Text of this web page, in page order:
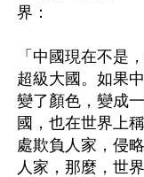
界：
「中國現在不是
超級大國。如果
變了顏色，變成
國，也在世界上
處欺負人家，侵
人家，那麼，世